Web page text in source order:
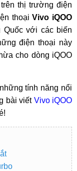
thị trường điện
thoạiVivo iQOO
với các biến
điện thoại này
cho dòng iQOO
tính năng nổi
bài viết Vivo iQOO